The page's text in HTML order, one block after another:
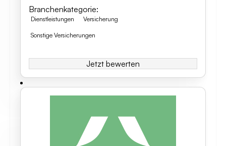
Branchenkategorie:
Dienstleistungen Versicherung
Sonstige Versicherungen
Jetzt bewerten